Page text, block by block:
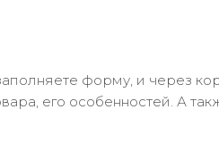
форму, и через
его особенностей. А